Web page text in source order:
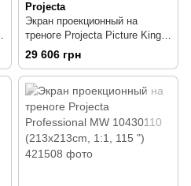
Projecta
Экран проекционный на
треноге Projecta Picture King
MW 10430037 (185x244 cm, 4:
29 606 грн